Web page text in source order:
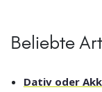
Beliebte
Dativ oder